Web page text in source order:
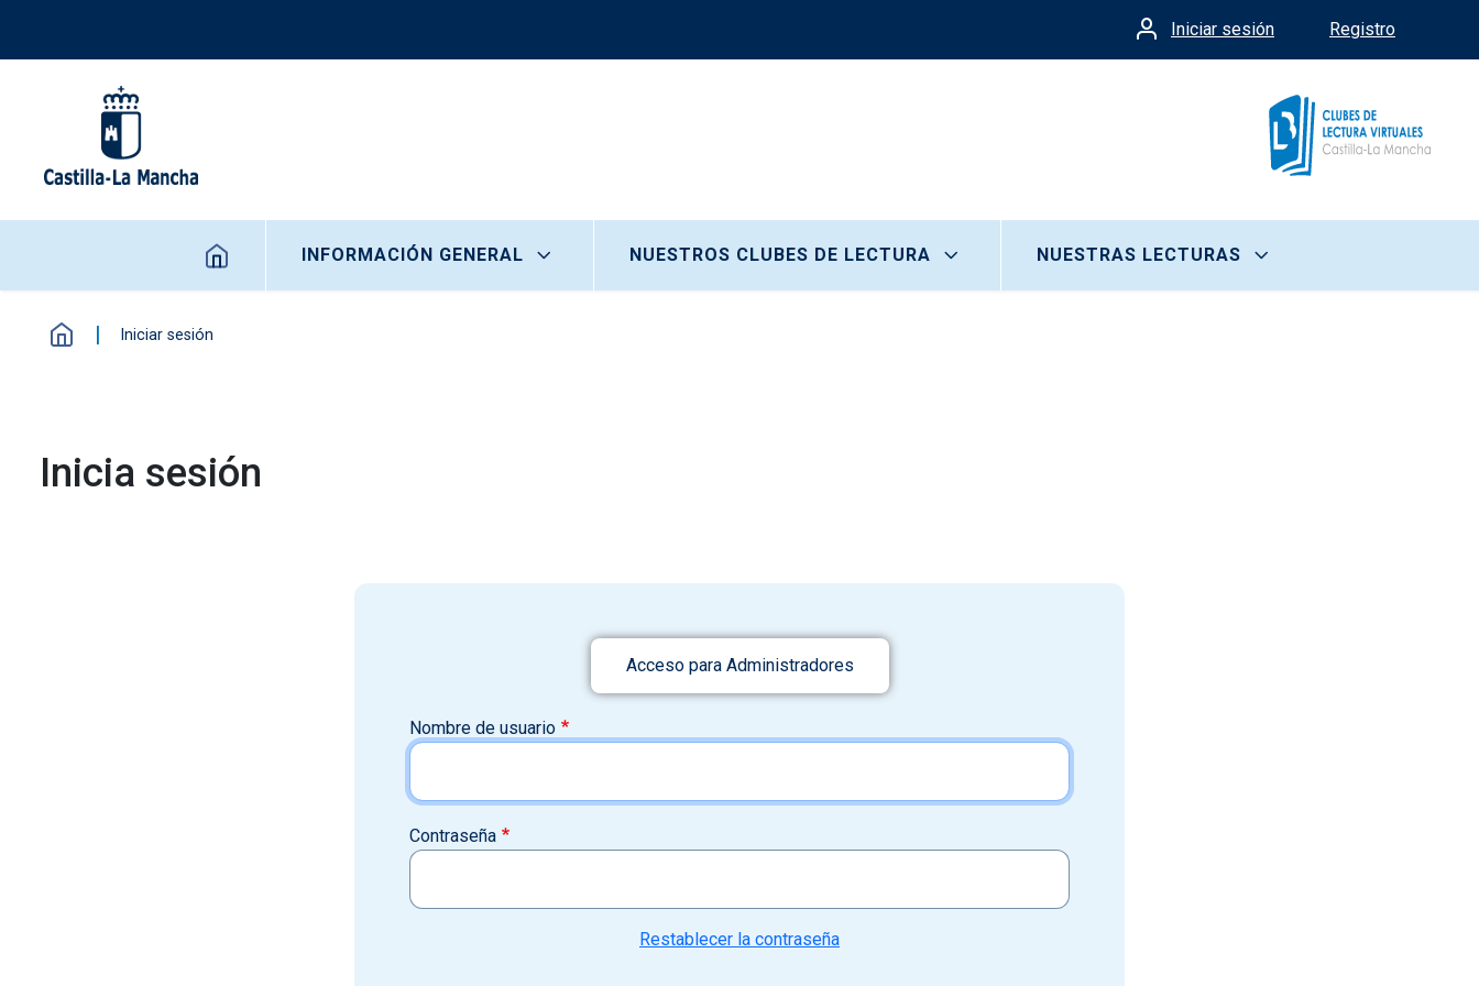
Menú de cuenta de
Iniciar sesión Registro
Navegación principal
INFORMACIÓN GENERAL NUESTROS CLUBES DE LECTURA NUESTRAS LECTURAS
Iniciar sesión
Inicia sesión
Acceso para Administradores
Nombre de usuario
Contraseña
Restablecer la contraseña